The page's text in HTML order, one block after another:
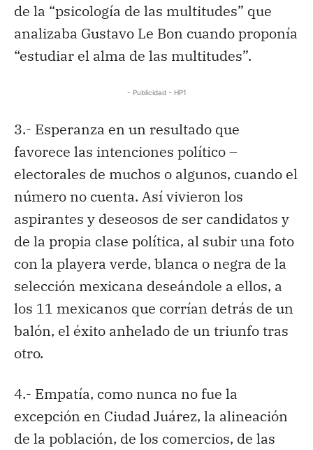
de la “psicología de las multitudes” que
analizaba Gustavo Le Bon cuando proponía
“estudiar el alma de las multitudes”.
- Publicidad - HP1
3.- Esperanza en un resultado que
favorece las intenciones político –
electorales de muchos o algunos, cuando el
número no cuenta. Así vivieron los
aspirantes y deseosos de ser candidatos y
de la propia clase política, al subir una foto
con la playera verde, blanca o negra de la
selección mexicana deseándole a ellos, a
los 11 mexicanos que corrían detrás de un
balón, el éxito anhelado de un triunfo tras
otro.
4.- Empatía, como nunca no fue la
excepción en Ciudad Juárez, la alineación
de la población, de los comercios, de las